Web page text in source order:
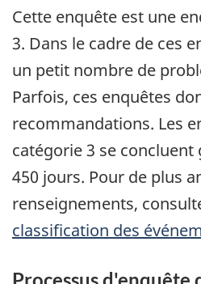
Cette enquête est une
3. Dans le cadre de ces
un petit nombre de
Parfois, ces enquêtes
recommandations. Les
catégorie 3 se
450 jours. Pour de plus
renseignements,
classification des